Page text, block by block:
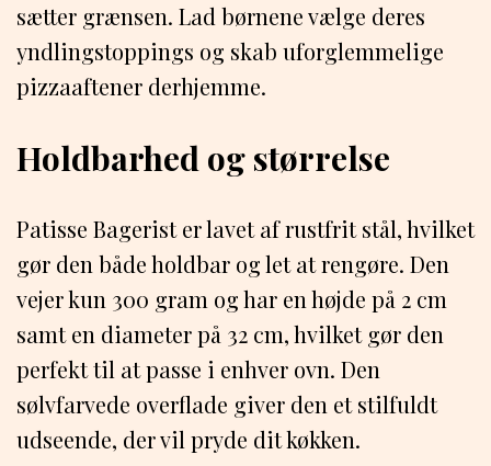
sætter grænsen. Lad børnene vælge deres
yndlingstoppings og skab uforglemmelige
pizzaaftener derhjemme.
Holdbarhed og størrelse
Patisse Bagerist er lavet af rustfrit stål, hvilket
gør den både holdbar og let at rengøre. Den
vejer kun 300 gram og har en højde på 2 cm
samt en diameter på 32 cm, hvilket gør den
perfekt til at passe i enhver ovn. Den
sølvfarvede overflade giver den et stilfuldt
udseende, der vil pryde dit køkken.